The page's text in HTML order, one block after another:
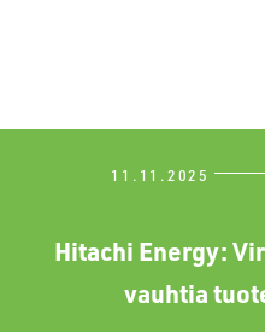
11.11.2025
Hitachi Energy:
vauhtia